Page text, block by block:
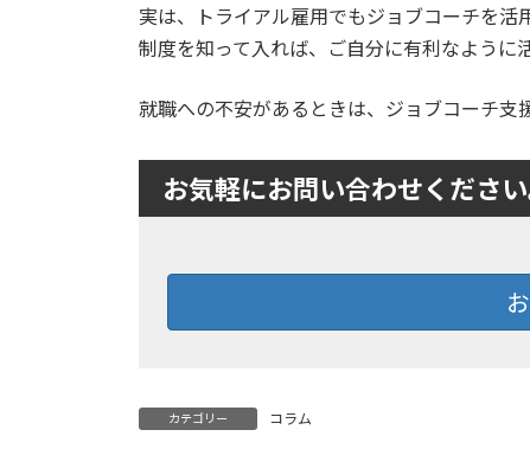
実は、トライアル雇用でもジョブコーチを活
制度を知って入れば、ご自分に有利なように
就職への不安があるときは、ジョブコーチ支
お気軽にお問い合わせください
カテゴリー コラム